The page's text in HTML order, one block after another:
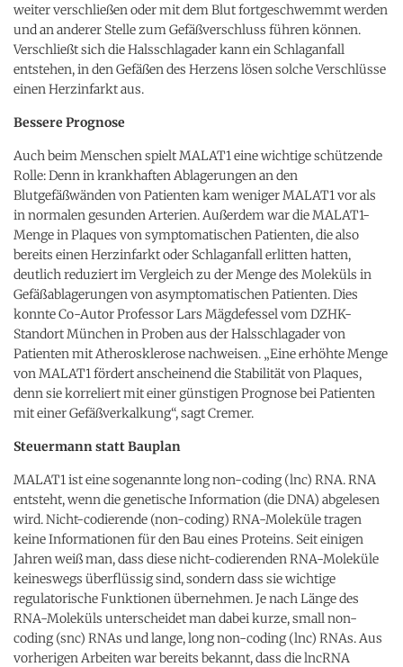
weiter verschließen oder mit dem Blut fortgeschwemmt werden
und an anderer Stelle zum Gefäßverschluss führen können.
Verschließt sich die Halsschlagader kann ein Schlaganfall
entstehen, in den Gefäßen des Herzens lösen solche Verschlüsse
einen Herzinfarkt aus.
Bessere Prognose
Auch beim Menschen spielt MALAT1 eine wichtige schützende
Rolle: Denn in krankhaften Ablagerungen an den
Blutgefäßwänden von Patienten kam weniger MALAT1 vor als
in normalen gesunden Arterien. Außerdem war die MALAT1-
Menge in Plaques von symptomatischen Patienten, die also
bereits einen Herzinfarkt oder Schlaganfall erlitten hatten,
deutlich reduziert im Vergleich zu der Menge des Moleküls in
Gefäßablagerungen von asymptomatischen Patienten. Dies
konnte Co-Autor Professor Lars Mägdefessel vom DZHK-
Standort München in Proben aus der Halsschlagader von
Patienten mit Atherosklerose nachweisen. „Eine erhöhte Menge
von MALAT1 fördert anscheinend die Stabilität von Plaques,
denn sie korreliert mit einer günstigen Prognose bei Patienten
mit einer Gefäßverkalkung“, sagt Cremer.
Steuermann statt Bauplan
MALAT1 ist eine sogenannte long non-coding (lnc) RNA. RNA
entsteht, wenn die genetische Information (die DNA) abgelesen
wird. Nicht-codierende (non-coding) RNA-Moleküle tragen
keine Informationen für den Bau eines Proteins. Seit einigen
Jahren weiß man, dass diese nicht-codierenden RNA-Moleküle
keineswegs überflüssig sind, sondern dass sie wichtige
regulatorische Funktionen übernehmen. Je nach Länge des
RNA-Moleküls unterscheidet man dabei kurze, small non-
coding (snc) RNAs und lange, long non-coding (lnc) RNAs. Aus
vorherigen Arbeiten war bereits bekannt, dass die lncRNA